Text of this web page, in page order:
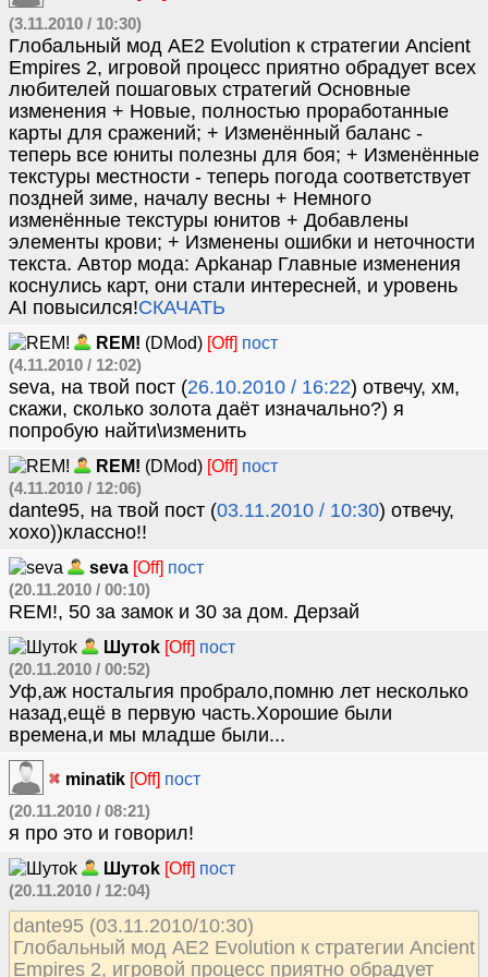
(3.11.2010 / 10:30)
Глобальный мод AE2 Evolution к стратегии Ancient
Empires 2, игровой процесс приятно обрадует всех
любителей пошаговых стратегий Основные
изменения + Новые, полностью проработанные
карты для сражений; + Изменённый баланс -
теперь все юниты полезны для боя; + Изменённые
текстуры местности - теперь погода соответствует
поздней зиме, началу весны + Немного
изменённые текстуры юнитов + Добавлены
элементы крови; + Изменены ошибки и неточности
текста. Автор мода: Apkaнap Главные изменения
коснулись карт, они стали интересней, и уровень
AI повысился!СКАЧАТЬ
REM! (DMod) [Off] пост
(4.11.2010 / 12:02)
seva, на твой пост (26.10.2010 / 16:22) отвечу, хм,
скажи, сколько золота даёт изначально?) я
попробую найти\изменить
REM! (DMod) [Off] пост
(4.11.2010 / 12:06)
dante95, на твой пост (03.11.2010 / 10:30) отвечу,
хохо))классно!!
seva [Off] пост
(20.11.2010 / 00:10)
REM!, 50 за замок и 30 за дом. Дерзай
Шутok [Off] пост
(20.11.2010 / 00:52)
Уф,аж ностальгия пробрало,помню лет несколько
назад,ещё в первую часть.Хорошие были
времена,и мы младше были...
minatik [Off] пост
(20.11.2010 / 08:21)
я про это и говорил!
Шутok [Off] пост
(20.11.2010 / 12:04)
dante95 (03.11.2010/10:30)
Глобальный мод AE2 Evolution к стратегии Ancient
Empires 2, игровой процесс приятно обрадует